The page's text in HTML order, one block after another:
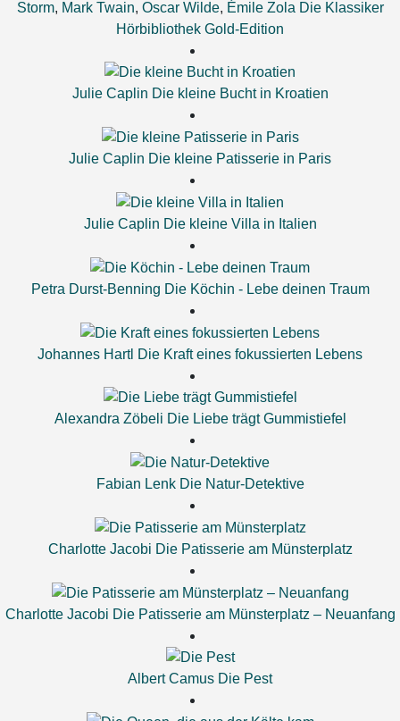
Storm, Mark Twain, Oscar Wilde, Émile Zola Die Klassiker
Hörbibliothek Gold-Edition
Julie Caplin Die kleine Bucht in Kroatien
Julie Caplin Die kleine Patisserie in Paris
Julie Caplin Die kleine Villa in Italien
Petra Durst-Benning Die Köchin - Lebe deinen Traum
Johannes Hartl Die Kraft eines fokussierten Lebens
Alexandra Zöbeli Die Liebe trägt Gummistiefel
Fabian Lenk Die Natur-Detektive
Charlotte Jacobi Die Patisserie am Münsterplatz
Charlotte Jacobi Die Patisserie am Münsterplatz – Neuanfang
Albert Camus Die Pest